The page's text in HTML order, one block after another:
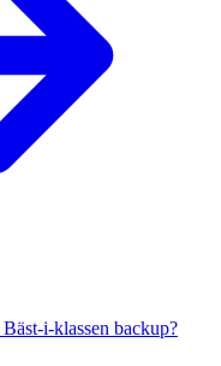
Bäst-i-klassen backup?